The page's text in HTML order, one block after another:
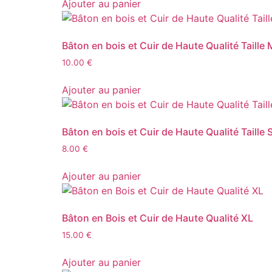
Ajouter au panier
Bâton en bois et Cuir de Haute Qualité Taille
10.00 €
Ajouter au panier
Bâton en bois et Cuir de Haute Qualité Taille
8.00 €
Ajouter au panier
Bâton en Bois et Cuir de Haute Qualité XL
15.00 €
Ajouter au panier